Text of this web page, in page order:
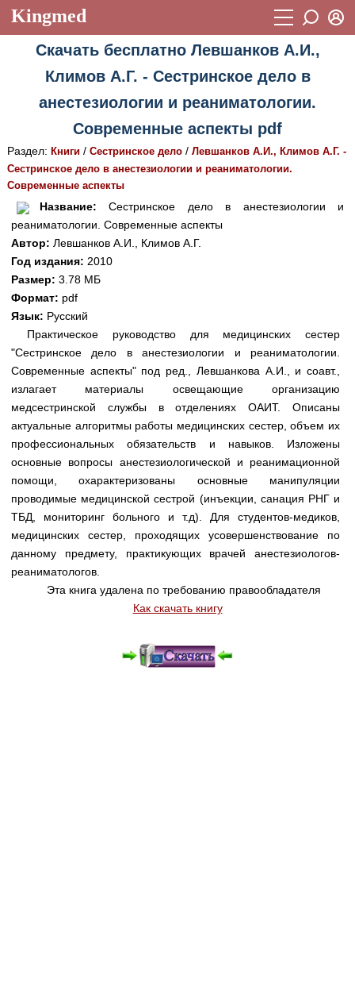
Kingmed
Учебный материал
Видеогалерея 899
Истории болезней 1268
Лекции и презентации
Аккредитационные тесты (6)
Методические рекомендации 1050
Научно-популярное
Статьи
Новости (244)
Медицинская стандартизация
Нормативы экстренной и неотложной помощи
Нормы лабораторных и инструментальных
исследований
Обратная связь
Добавить материал
FAQ
Восстановить пароль
Регистрация
Вход
Скачать бесплатно Левшанков А.И.,
Климов А.Г. - Сестринское дело в
анестезиологии и реаниматологии.
Современные аспекты pdf
Раздел: Книги/ Сестринское дело/ Левшанков А.И., Климов А.Г. -
Сестринское дело в анестезиологии и реаниматологии.
Современные аспекты
Название: Сестринское дело в анестезиологии и
реаниматологии. Современные аспекты
Автор: Левшанков А.И., Климов А.Г.
Год издания: 2010
Размер: 3.78 МБ
Формат: pdf
Язык: Русский
Практическое руководство для медицинских сестер
"Сестринское дело в анестезиологии и реаниматологии.
Современные аспекты" под ред., Левшанкова А.И., и соавт.,
излагает материалы освещающие организацию
медсестринской службы в отделениях ОАИТ. Описаны
актуальные алгоритмы работы медицинских сестер, объем их
профессиональных обязательств и навыков. Изложены
основные вопросы анестезиологической и реанимационной
помощи, охарактеризованы основные манипуляции
проводимые медицинской сестрой (инъекции, санация РНГ и
ТБД, мониторинг больного и т.д). Для студентов-медиков,
медицинских сестер, проходящих усовершенствование по
данному предмету, практикующих врачей анестезиологов-
реаниматологов.
Эта книга удалена по требованию правообладателя
Как скачать книгу